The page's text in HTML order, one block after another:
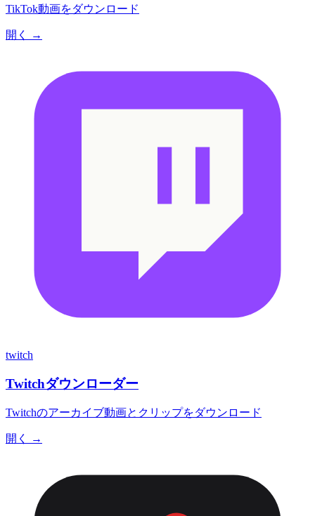
TikTok動画をダウンロード
開く →
twitch
Twitchダウンローダー
Twitchのアーカイブ動画とクリップをダウンロード
開く →